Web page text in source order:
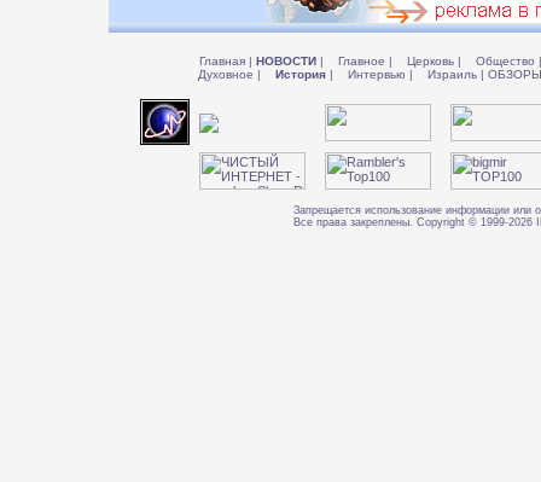
Главная | НОВОСТИ | Главное | Церковь | Общество |
Духовное | История | Интервью | Израиль |
Запрещается использование информации или
Все права закреплены. Copyright © 1999-